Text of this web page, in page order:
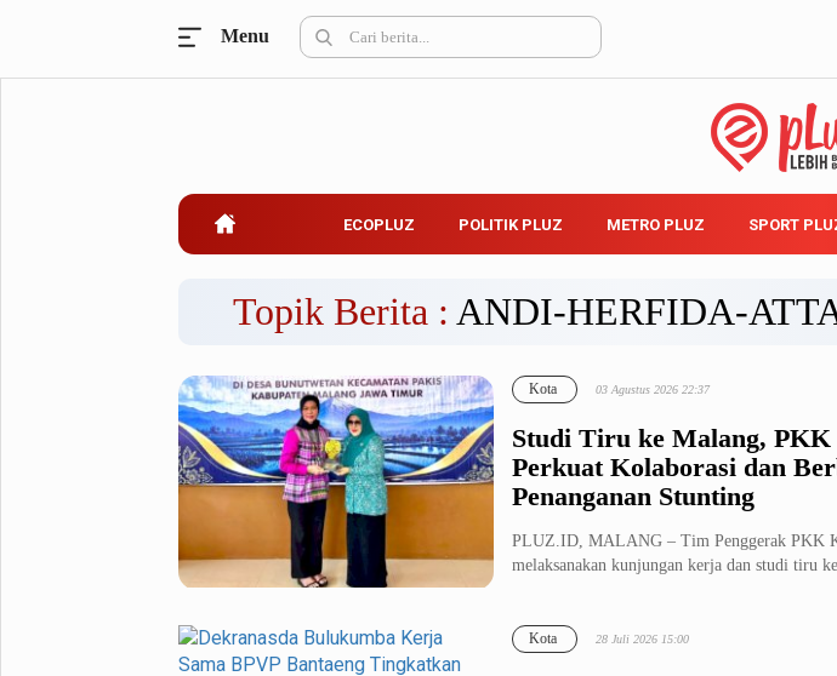
Belanja
Kuliner
Pemilu
Partai Politik
Pilpres
Hukum & Kriminal
Internasional
Citizen
Menu
ECOPLUZ POLITIK PLUZ METRO PLUZ SPORT
Topik Berita : ANDI-HERFIDA-
Studi Tiru ke Malang,
Perkuat Kolaborasi dan
Penanganan Stunting
Kota 03 Agustus 2026 22:37
PLUZ.ID, MALANG – Tim Penggerak PKK
melaksanakan kunjungan kerja dan studi tiru
Kota 28 Juli 2026 15:00